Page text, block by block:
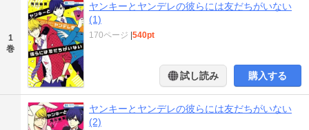
1
巻
ヤンキーとヤンデレの彼らには友だちがいない
(1)
170ページ 540pt
試し読み 購入する
ヤンキーとヤンデレの彼らには友だちがいない
(2)